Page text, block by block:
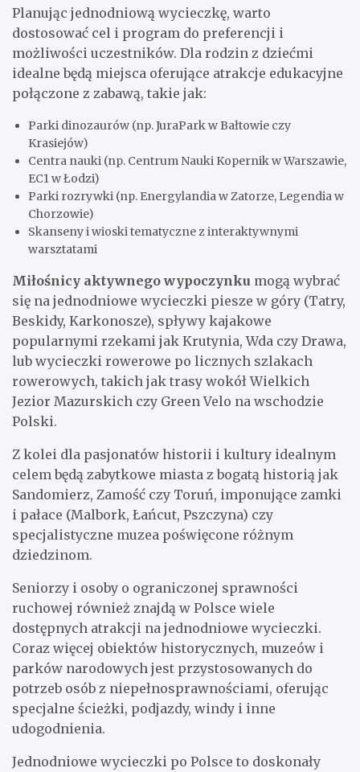
Planując jednodniową wycieczkę, warto
dostosować cel i program do preferencji i
możliwości uczestników. Dla rodzin z dziećmi
idealne będą miejsca oferujące atrakcje edukacyjne
połączone z zabawą, takie jak:
Parki dinozaurów (np. JuraPark w Bałtowie czy
Krasiejów)
Centra nauki (np. Centrum Nauki Kopernik w Warszawie,
EC1 w Łodzi)
Parki rozrywki (np. Energylandia w Zatorze, Legendia w
Chorzowie)
Skanseny i wioski tematyczne z interaktywnymi
warsztatami
Miłośnicy aktywnego wypoczynku mogą wybrać
się na jednodniowe wycieczki piesze w góry (Tatry,
Beskidy, Karkonosze), spływy kajakowe
popularnymi rzekami jak Krutynia, Wda czy Drawa,
lub wycieczki rowerowe po licznych szlakach
rowerowych, takich jak trasy wokół Wielkich
Jezior Mazurskich czy Green Velo na wschodzie
Polski.
Z kolei dla pasjonatów historii i kultury idealnym
celem będą zabytkowe miasta z bogatą historią jak
Sandomierz, Zamość czy Toruń, imponujące zamki
i pałace (Malbork, Łańcut, Pszczyna) czy
specjalistyczne muzea poświęcone różnym
dziedzinom.
Seniorzy i osoby o ograniczonej sprawności
ruchowej również znajdą w Polsce wiele
dostępnych atrakcji na jednodniowe wycieczki.
Coraz więcej obiektów historycznych, muzeów i
parków narodowych jest przystosowanych do
potrzeb osób z niepełnosprawnościami, oferując
specjalne ścieżki, podjazdy, windy i inne
udogodnienia.
Jednodniowe wycieczki po Polsce to doskonały